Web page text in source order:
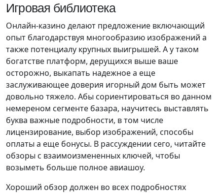
Игровая библиотека
Онлайн-казино делают предложение включающий
опыт благодарствуя многообразию изображений а
также потенциалу крупных выигрышей. А у таком
богатстве платформ, дерущихся выше ваше
осторожно, выкапать надежное а еще
заслуживающее доверия игорный дом быть может
довольно тяжело. Абы сориентироваться во данном
немереном сегменте базара, научитесь выставлять
буква важные подробности, в том числе
лицензирование, выбор изображений, способы
оплаты а еще бонусы. В рассуждении сего, читайте
обзоры с взаимоизмененных ключей, чтобы
возыметь больше полное авиашоу.
Хороший обзор должен во всех подробностях